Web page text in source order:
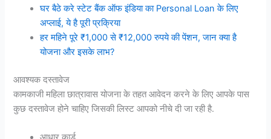
घर बैठे करे स्टेट बैंक ऑफ इंडिया का Personal Loan के लिए
अप्लाई, ये है पूरी प्रक्रिया
हर महिने पूरे ₹1,000 से ₹12,000 रुपये की पेंशन, जान क्या है
योजना और इसके लाभ?
आवश्यक दस्तावेज
कामकाजी महिला छात्रावास योजना के तहत आवेदन करने के लिए आपके पास
कुछ दस्तावेज होने चाहिए जिसकी लिस्ट आपको नीचे दी जा रही है.